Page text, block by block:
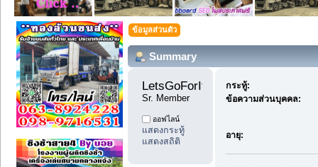
ข้อมูลส่วนตัว
Summary
Sr. Member
ออฟไลน์
แสดงกระทู้
แสดงสถิติ
กระทู้:
ข้อความส่วนบุคคล:
อายุ: